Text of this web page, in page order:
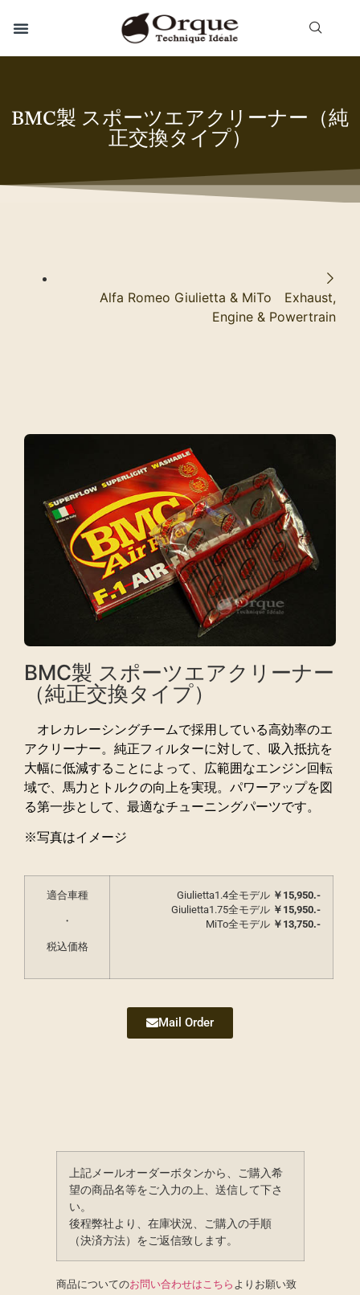
BMC製 スポーツエアクリーナー（純
正交換タイプ）
Alfa Romeo Giulietta & MiTo Exhaust,
Engine & Powertrain
BMC製 スポーツエアクリーナー
（純正交換タイプ）
オレカレーシングチームで採用している高効率のエ
アクリーナー。純正フィルターに対して、吸入抵抗を
大幅に低減することによって、広範囲なエンジン回転
域で、馬力とトルクの向上を実現。パワーアップを図
る第一歩として、最適なチューニングパーツです。
※写真はイメージ
適合車種
・
税込価格
Giulietta1.4全モデル ￥15,950.-
Giulietta1.75全モデル ￥15,950.-
MiTo全モデル ￥13,750.-
Mail Order
上記メールオーダーボタンから、ご購入希
望の商品名等をご入力の上、送信して下さ
い。
後程弊社より、在庫状況、ご購入の手順
（決済方法）をご返信致します。
商品についてのお問い合わせはこちら よりお願い致